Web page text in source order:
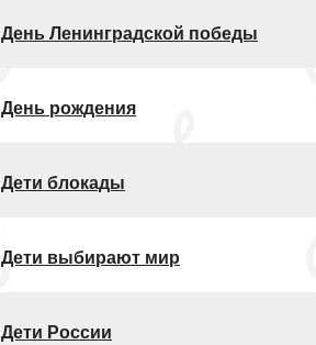
День Ленинградской победы
День рождения
Дети блокады
Дети выбирают мир
Дети России